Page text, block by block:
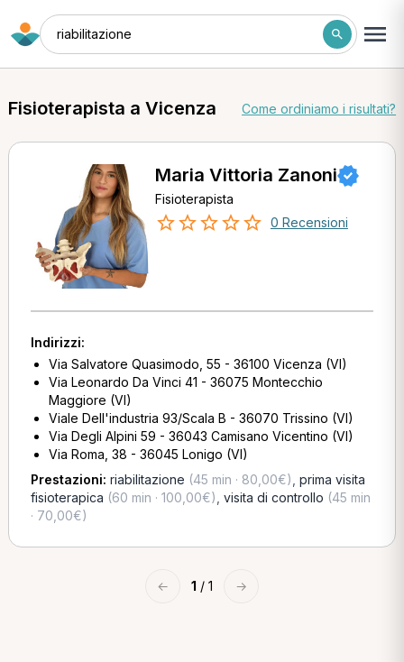
riabilitazione
Fisioterapista a Vicenza Come ordiniamo i risultati?
Maria Vittoria Zanoni
Fisioterapista
0 Recensioni
Indirizzi:
Via Salvatore Quasimodo, 55 - 36100 Vicenza (VI)
Via Leonardo Da Vinci 41 - 36075 Montecchio
Maggiore (VI)
Viale Dell'industria 93/Scala B - 36070 Trissino (VI)
Via Degli Alpini 59 - 36043 Camisano Vicentino (VI)
Via Roma, 38 - 36045 Lonigo (VI)
Prestazioni: riabilitazione (45 min · 80,00€) prima visita
fisioterapica (60 min · 100,00€) visita di controllo (45 min
· 70,00€)
← 1 / 1 →